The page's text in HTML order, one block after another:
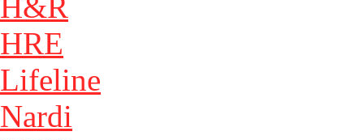
H&R
HRE
Lifeline
Nardi